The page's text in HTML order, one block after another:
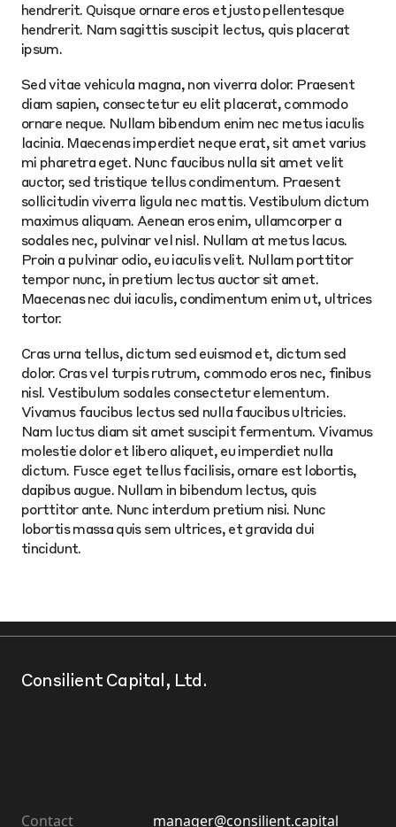
hendrerit. Quisque ornare eros et justo pellentesque
hendrerit. Nam sagittis suscipit lectus, quis placerat
ipsum.
Sed vitae vehicula magna, non viverra dolor. Praesent
diam sapien, consectetur eu elit placerat, commodo
ornare neque. Nullam bibendum enim nec metus iaculis
lacinia. Maecenas imperdiet neque erat, sit amet varius
mi pharetra eget. Nunc faucibus nulla sit amet velit
auctor, sed tristique tellus condimentum. Praesent
sollicitudin viverra ligula nec mattis. Vestibulum dictum
maximus aliquam. Aenean eros enim, ullamcorper a
sodales nec, pulvinar vel nisl. Nullam at metus lacus.
Proin a pulvinar odio, eu iaculis velit. Nullam porttitor
tempor nunc, in pretium lectus auctor sit amet.
Maecenas nec dui iaculis, condimentum enim ut, ultrices
tortor.
Cras urna tellus, dictum sed euismod et, dictum sed
dolor. Cras vel turpis rutrum, commodo eros nec, finibus
nisl. Vestibulum sodales consectetur elementum.
Vivamus faucibus lectus sed nulla faucibus ultricies.
Nam luctus diam sit amet suscipit fermentum. Vivamus
molestie dolor et libero aliquet, eu imperdiet nulla
dictum. Fusce eget tellus facilisis, ornare est lobortis,
dapibus augue. Nullam in bibendum lectus, quis
porttitor ante. Nunc interdum pretium nisi. Nunc
lobortis massa quis sem ultrices, et gravida dui
tincidunt.
Consilient Capital, Ltd.
Contact manager@consilient.capital